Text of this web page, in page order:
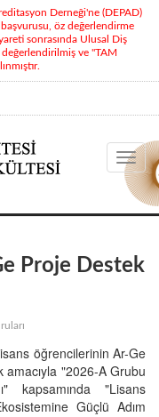
Derneği'ne (DEPAD)
öz değerlendirme
sonrasında Ulusal Diş
ve "TAM
Proje Destek
öğrencilerinin Ar-Ge
amacıyla "2026-A Grubu
kapsamında "Lisans
Güçlü Adım